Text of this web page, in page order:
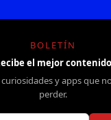
BOLETÍN
el mejor contenido
y apps que
perder.